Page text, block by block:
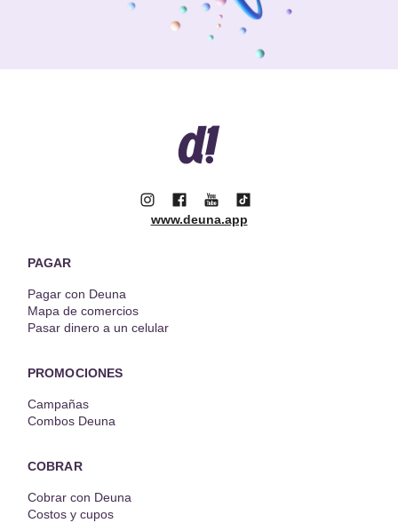
www.deuna.app
PAGAR
Pagar con Deuna
Mapa de comercios
Pasar dinero a un celular
PROMOCIONES
Campañas
Combos Deuna
COBRAR
Cobrar con Deuna
Costos y cupos